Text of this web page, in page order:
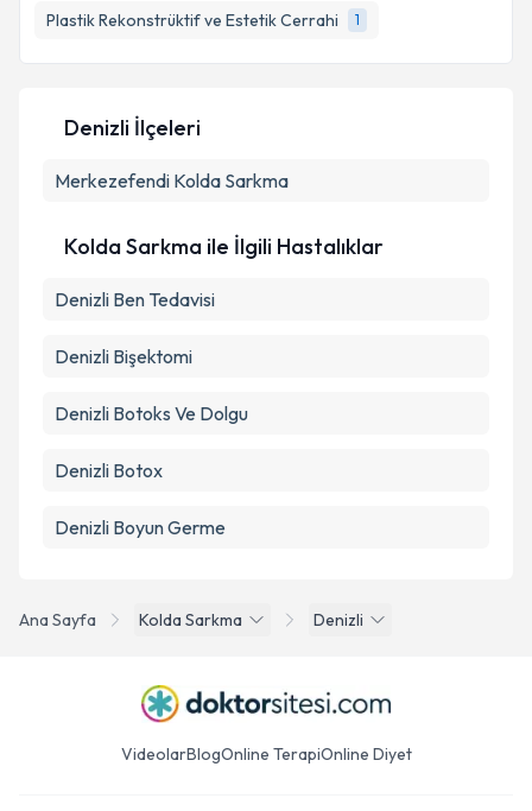
Plastik Rekonstrüktif ve Estetik Cerrahi
1
Ana Sayfa Kolda Sarkma Denizli
Denizli İlçeleri
Merkezefendi Kolda Sarkma
Kolda Sarkma ile İlgili Hastalıklar
Denizli Ben Tedavisi
Denizli Bişektomi
Denizli Botoks Ve Dolgu
Denizli Botox
Denizli Boyun Germe
VideolarBlogOnline TerapiOnline Diyet